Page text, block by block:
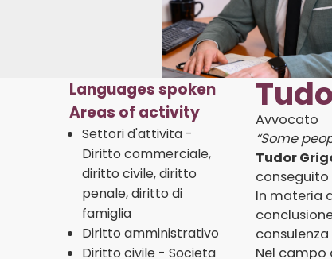
Languages spoken
Areas of activity
Settori d'attivita -
Diritto commerciale,
diritto civile, diritto
penale, diritto di
famiglia
Diritto amministrativo
Diritto civile - Societa
Avvocato
“Some
Tudor
conseguito
In materia
Nel campo